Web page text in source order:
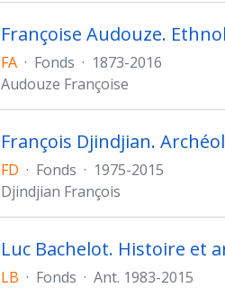
Françoise Audouze.
FA · Fonds · 1873-2016
Audouze Françoise
François Djindjian.
FD · Fonds · 1975-2015
Djindjian François
Luc Bachelot. Histoire et
LB · Fonds · Ant. 1983-2015